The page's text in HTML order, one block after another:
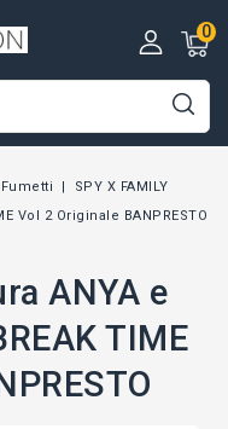
0
SPY X FAMILY
Vol 2 Originale BANPRESTO
ANYA e
TIME